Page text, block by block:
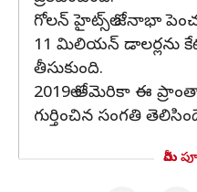
గోలన్ హైట్స్‌లో జనాభా
11 మిలియన్ డాలర్లను
తీసుకుంది.
2019లో అమెరికా ఈ
గుర్తించిన సంగతి
మీరు